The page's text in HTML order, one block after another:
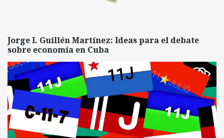
Jorge I. Guillén Martínez: Ideas para el debate
sobre economía en Cuba